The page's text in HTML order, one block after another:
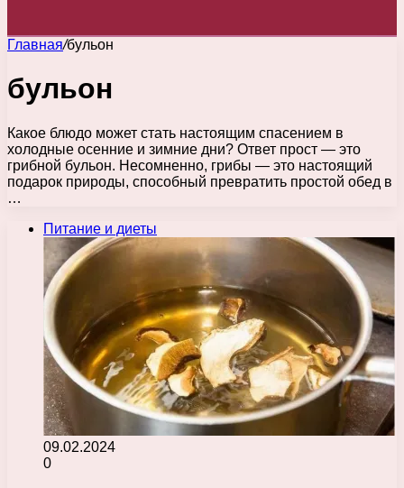
Главная/бульон
бульон
Какое блюдо может стать настоящим спасением в
холодные осенние и зимние дни? Ответ прост — это
грибной бульон. Несомненно, грибы — это настоящий
подарок природы, способный превратить простой обед в
…
Питание и диеты
09.02.2024
0